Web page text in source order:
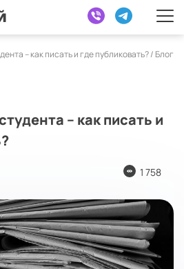
– как писать и где публиковать?/ Блог
– как писать и
1 758